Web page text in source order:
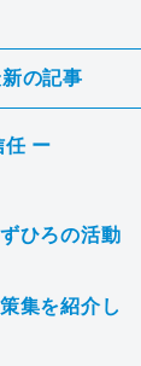
の記事
任 ー
ひろの活動
集を紹介し